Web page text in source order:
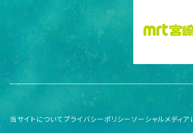
当サイトについてプライバシーポリシーソーシャルメディ